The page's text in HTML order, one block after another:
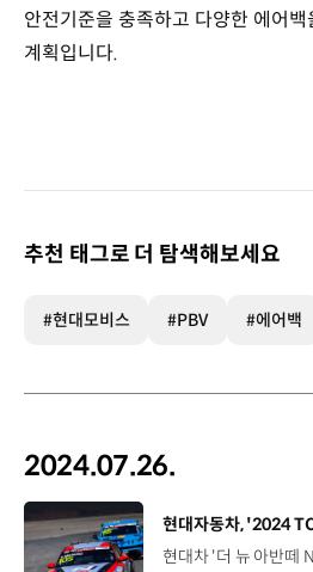
안전기준을 충족하고 다양한 에어
계획입니다.
추천 태그로 더 탐색해보세요
#현대모비스 #PBV #에어백
2024.07.26.
[동영상]